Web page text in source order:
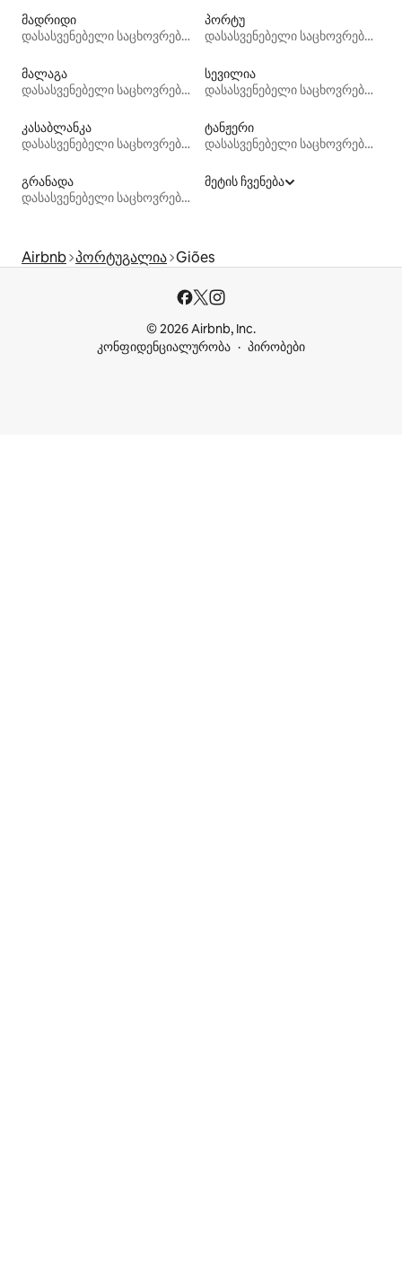
მადრიდი
დასასვენებელი საცხოვრებლები
პორტუ
დასასვენებელი საცხოვრებლები
მალაგა
დასასვენებელი საცხოვრებლები
სევილია
დასასვენებელი საცხოვრებლები
კასაბლანკა
დასასვენებელი საცხოვრებლები
ტანჟერი
დასასვენებელი საცხოვრებლები
გრანადა
დასასვენებელი საცხოვრებლები
მეტის ჩვენება
Airbnb პორტუგალია Giões
© 2026 Airbnb, Inc.
კონფიდენციალურობა
პირობები